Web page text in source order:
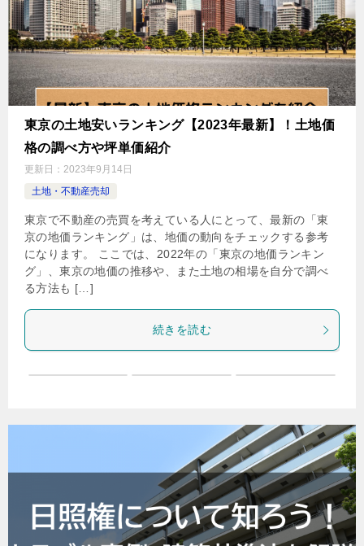
東京の土地安いランキング【2023年最新】！土地価
格の調べ方や坪単価紹介
更新日： 2023年9月14日
土地・不動産売却
東京で不動産の売買を考えている人にとって、最新の「東
京の地価ランキング」は、地価の動向をチェックする参考
になります。 ここでは、2022年の「東京の地価ランキン
グ」、東京の地価の推移や、また土地の相場を自分で調べ
る方法も […]
続きを読む